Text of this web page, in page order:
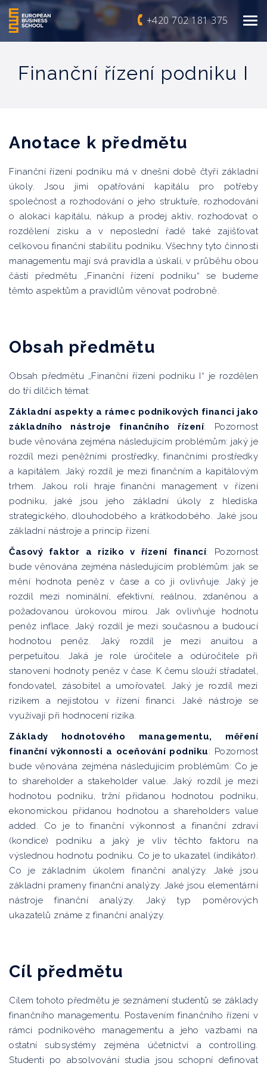
+420 702 181 375
Finanční řízení podniku I
Anotace k předmětu
Finanční řízení podniku má v dnešní době čtyři základní
úkoly. Jsou jimi opatřování kapitálu pro potřeby
společnost a rozhodování o jeho struktuře, rozhodování
o alokaci kapitálu, nákup a prodej aktiv, rozhodovat o
rozdělení zisku a v neposlední řadě také zajišťovat
celkovou finanční stabilitu podniku. Všechny tyto činnosti
managementu mají svá pravidla a úskalí, v průběhu obou
částí předmětu „Finanční řízení podniku“ se budeme
těmto aspektům a pravidlům věnovat podrobně.
Obsah předmětu
Obsah předmětu „Finanční řízení podniku I“ je rozdělen
do tří dílčích témat:
Základní aspekty a rámec podnikových financi jako
základního nástroje finančního řízení: Pozornost
bude věnována zejména následujícím problémům: jaký je
rozdíl mezi peněžními prostředky, finančními prostředky
a kapitálem. Jaký rozdíl je mezi finančním a kapitálovým
trhem. Jakou roli hraje finanční management v řízení
podniku, jaké jsou jeho základní úkoly z hlediska
strategického, dlouhodobého a krátkodobého. Jaké jsou
základní nástroje a princip řízení.
Časový faktor a riziko v řízení financí: Pozornost
bude věnována zejména následujícím problémům: jak se
mění hodnota peněz v čase a co ji ovlivňuje. Jaký je
rozdíl mezi nominální, efektivní, reálnou, zdaněnou a
požadovanou úrokovou mírou. Jak ovlivňuje hodnotu
peněz inflace. Jaký rozdíl je mezi současnou a budoucí
hodnotou peněz. Jaký rozdíl je mezi anuitou a
perpetuitou. Jaká je role úročitele a odúročitele při
stanovení hodnoty peněz v čase. K čemu slouží střadatel,
fondovatel, zásobitel a umořovatel. Jaký je rozdíl mezi
rizikem a nejistotou v řízení financi. Jaké nástroje se
využívají při hodnocení rizika.
Základy hodnotového managementu, měření
finanční výkonnosti a oceňování podniku: Pozornost
bude věnována zejména následujícím problémům: Co je
to shareholder a stakeholder value. Jaký rozdíl je mezi
hodnotou podniku, tržní přidanou hodnotou podniku,
ekonomickou přidanou hodnotou a shareholders value
added. Co je to finanční výkonnost a finanční zdraví
(kondice) podniku a jaký je vliv těchto faktoru na
výslednou hodnotu podniku. Co je to ukazatel (indikátor).
Co je základním úkolem finanční analýzy. Jaké jsou
základní prameny finanční analýzy. Jaké jsou elementární
nástroje finanční analýzy. Jaký typ poměrových
ukazatelů známe z finanční analýzy.
Cíl předmětu
Cílem tohoto předmětu je seznámení studentů se základy
finančního managementu. Postavením finančního řízení v
rámci podnikového managementu a jeho vazbami na
ostatní subsystémy zejména účetnictví a controlling.
Studenti po absolvování studia jsou schopní definovat